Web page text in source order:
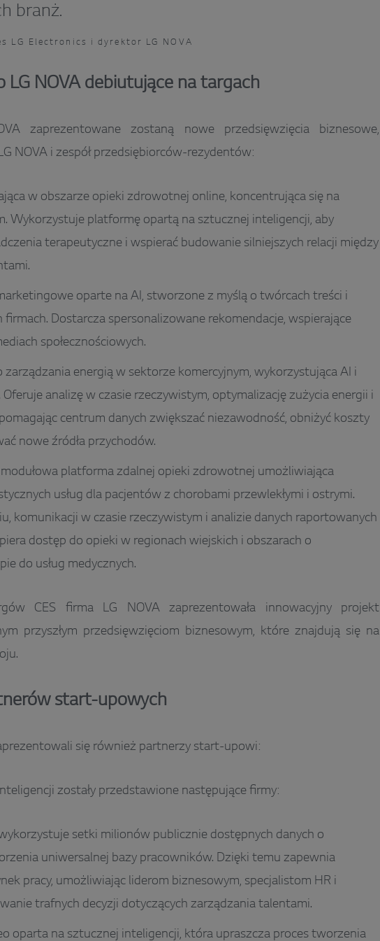
branż.
LG Electronics i dyrektor LG NOVA
LG NOVA debiutujące na targach
zaprezentowane zostaną nowe przedsięwzięcia biznesowe,
NOVA i zespół przedsiębiorców-rezydentów:
w obszarze opieki zdrowotnej online, koncentrująca się na
Wykorzystuje platformę opartą na sztucznej inteligencji, aby
terapeutyczne i wspierać budowanie silniejszych relacji między
oparte na AI, stworzone z myślą o twórcach treści i
firmach. Dostarcza spersonalizowane rekomendacje, wspierające
społecznościowych.
zarządzania energią w sektorze komercyjnym, wykorzystująca AI i
analizę w czasie rzeczywistym, optymalizację zużycia energii i
centrum danych zwiększać niezawodność, obniżyć koszty
nowe źródła przychodów.
modułowa platforma zdalnej opieki zdrowotnej umożliwiająca
usług dla pacjentów z chorobami przewlekłymi i ostrymi.
komunikacji w czasie rzeczywistym i analizie danych raportowanych
dostęp do opieki w regionach wiejskich i obszarach o
do usług medycznych.
CES firma LG NOVA zaprezentowała innowacyjny projekt
przyszłym przedsięwzięciom biznesowym, które znajdują się na
start-upowych
się również partnerzy start-upowi:
zostały przedstawione następujące firmy:
setki milionów publicznie dostępnych danych o
uniwersalnej bazy pracowników. Dzięki temu zapewnia
pracy, umożliwiając liderom biznesowym, specjalistom HR i
trafnych decyzji dotyczących zarządzania talentami.
oparta na sztucznej inteligencji, która upraszcza proces tworzenia